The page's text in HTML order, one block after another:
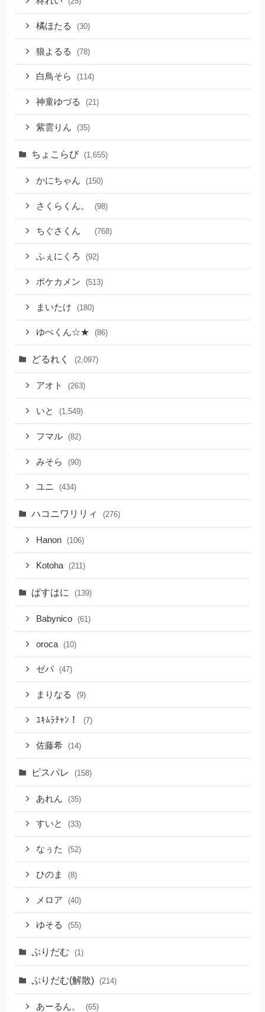
橘ほたる (30)
狼よるる (78)
白鳥そら (114)
神童ゆづる (21)
紫雲りん (35)
ちょこらび (1,655)
かにちゃん (150)
さくらくん。 (98)
ちぐさくん (768)
ふぇにくろ (92)
ポケカメン (513)
まいたけ (180)
ゆぺくん☆★ (86)
どるれく (2,097)
アオト (263)
いと (1,549)
フマル (82)
みそら (90)
ユニ (434)
ハコニワリリィ (276)
Hanon (106)
Kotoha (211)
ぱすはに (139)
Babynico (61)
oroca (10)
ゼパ (47)
まりなる (9)
ﾕｷﾑﾗﾁｬﾝ！ (7)
佐藤希 (14)
ピスパレ (158)
あれん (35)
すいと (33)
なぅた (52)
ひのま (8)
メロア (40)
ゆそる (55)
ぷりだむ (1)
ぷりだむ(解散) (214)
あーるん。 (65)